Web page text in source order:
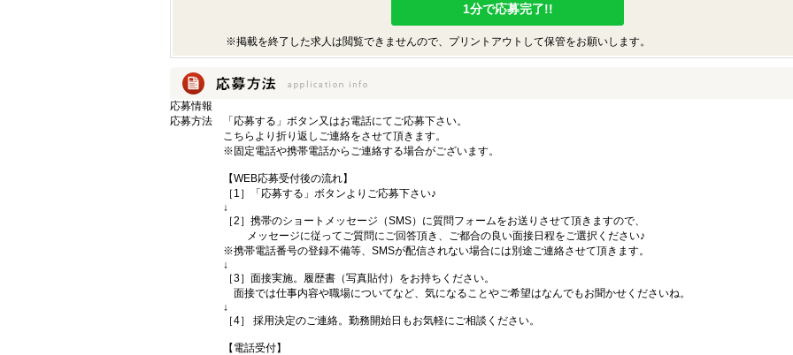
1分で応募完了!!
※掲載を終了した求人は閲覧できませんので、プリントアウトして保管をお願いします。
応募情報
応募方法
「応募する」ボタン又はお電話にてご応募下さい。
こちらより折り返しご連絡をさせて頂きます。
※固定電話や携帯電話からご連絡する場合がございます。
【WEB応募受付後の流れ】
［1］「応募する」ボタンよりご応募下さい♪
↓
［2］携帯のショートメッセージ（SMS）に質問フォームをお送りさせて頂きますので、
メッセージに従ってご質問にご回答頂き、ご都合の良い面接日程をご選択ください♪
※携帯電話番号の登録不備等、SMSが配信されない場合には別途ご連絡させて頂きます。
↓
［3］面接実施。履歴書（写真貼付）をお持ちください。
面接では仕事内容や職場についてなど、気になることやご希望はなんでもお聞かせくださいね。
↓
［4］ 採用決定のご連絡。勤務開始日もお気軽にご相談ください。
【電話受付】